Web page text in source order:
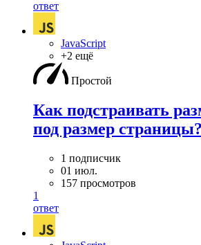
ответ
JavaScript
+2 ещё
Простой
Как подстраивать
под размер страницы?
1 подписчик
01 июл.
157 просмотров
1
ответ